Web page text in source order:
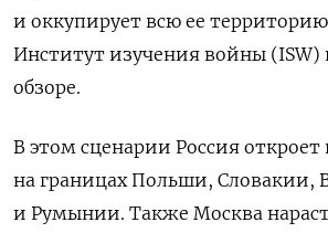
и оккупирует всю ее
Институт изучения войны (ISW)
обзоре.
В этом сценарии Россия
на границах Польши, Словакии,
и Румынии. Также Москва